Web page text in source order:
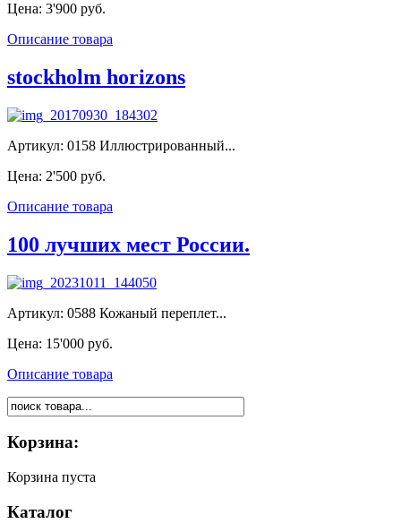
Цена: 3'900 руб.
Описание товара
stockholm horizons
Артикул: 0158 Иллюстрированный...
Цена: 2'500 руб.
Описание товара
100 лучших мест России.
Артикул: 0588 Кожаный переплет...
Цена: 15'000 руб.
Описание товара
Корзина:
Корзина пуста
Каталог